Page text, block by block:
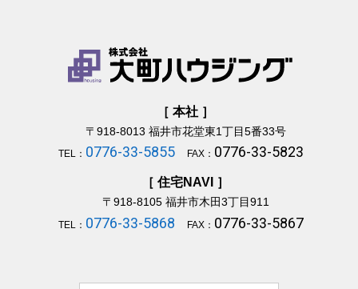
［ 本社 ］
〒918-8013 福井市花堂東1丁目5番33号
TEL： 0776-33-5855 FAX： 0776-33-5823
［ 住宅NAVI ］
〒918-8105福井市木田3丁目911
TEL： 0776-33-5868 FAX： 0776-33-5867